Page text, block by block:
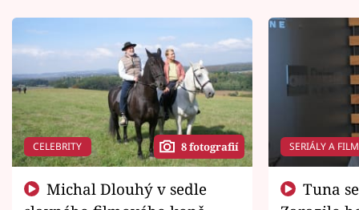
CELEBRITY 8 fotografií SERIÁLY A